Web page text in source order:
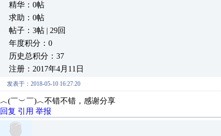
精华：0帖
求助：0帖
帖子：3帖 | 29回
年度积分：0
历史总积分：37
注册：2017年4月11日
发表于：2018-05-10 16:27:20
︿(￣︶￣)︿不错不错，感谢分享
回复 引用 举报